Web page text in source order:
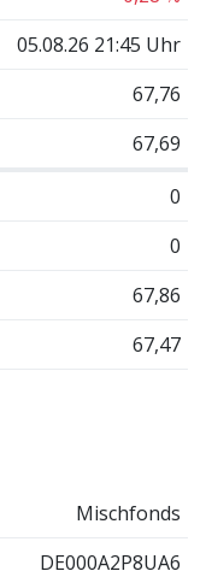
05.08.26 21:45 Uhr
67,76
67,69
0
0
67,86
67,47
Mischfonds
DE000A2P8UA6